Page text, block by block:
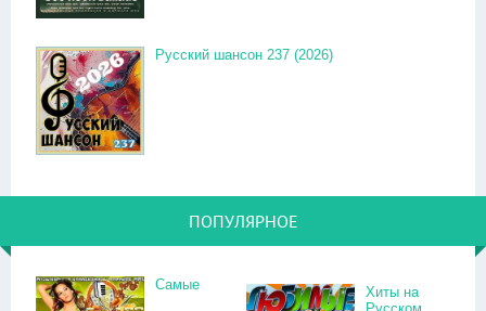
Русский шансон 237 (2026)
ПОПУЛЯРНОЕ
Самые
Хиты на